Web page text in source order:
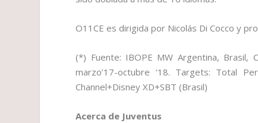
O11CE es dirigida por Nicolás Di Cocco y
(*) Fuente: IBOPE MW Argentina, Brasil,
marzo’17-octubre ‘18. Targets: Total
Channel+Disney XD+SBT (Brasil)
Acerca de Juventus